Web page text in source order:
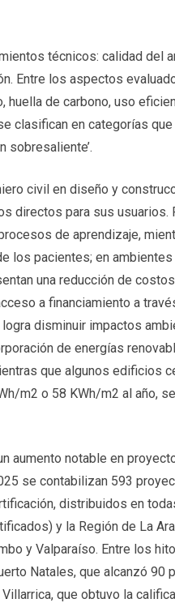
técnicos: calidad del
Entre los aspectos
huella de carbono, uso
en categorías que
sobresaliente’.
civil en diseño y
directos para sus usuarios.
de aprendizaje,
los pacientes; en
una reducción de
a financiamiento a
disminuir impactos
de energías
que algunos edificios
m2 o 58 KWh/m2 al año,
aumento notable en
se contabilizan 593
distribuidos en
y la Región de La
y Valparaíso. Entre los
Natales, que alcanzó 90
que obtuvo la